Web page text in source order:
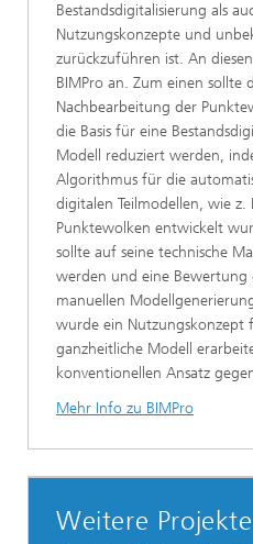
Bestandsdigitalisierung als
Nutzungskonzepte und
zurückzuführen ist. An
BIMPro an. Zum einen
Nachbearbeitung der
die Basis für eine
Modell reduziert werden,
Algorithmus für die
digitalen Teilmodellen, wie
Punktewolken entwickelt
sollte auf seine technische
werden und eine Bewertung
manuellen
wurde ein Nutzungskonzept
ganzheitliche Modell
konventionellen Ansatz
Mehr Info zu BIMPro
Weitere Projekte